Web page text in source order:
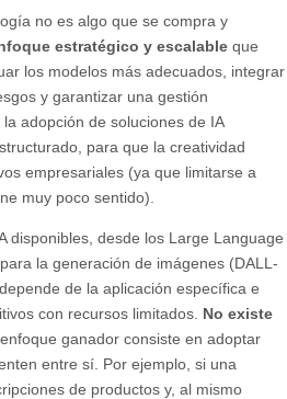
no es algo que se compra y
estratégico y escalable que
los modelos más adecuados, integrar
y garantizar una gestión
adopción de soluciones de IA
para que la creatividad
empresariales (ya que limitarse a
muy poco sentido).
disponibles, desde los Large Language
la generación de imágenes (DALL-
de la aplicación específica e
con recursos limitados. No existe
ganador consiste en adoptar
entre sí. Por ejemplo, si una
de productos y, al mismo